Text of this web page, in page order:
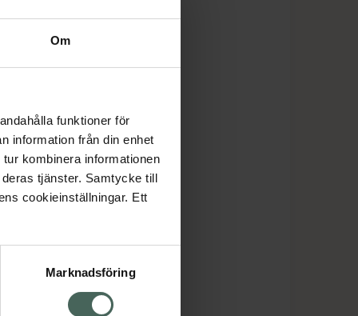
Om
funktioner för
information från din enhet
kombinera informationen
tjänster. Samtycke till
cookieinställningar. Ett
Marknadsföring